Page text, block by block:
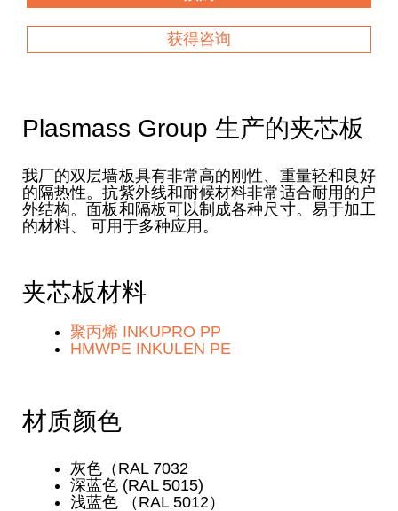
获得咨询
Plasmass Group 生产的夹芯板
我厂的双层墙板具有非常高的刚性、重量轻和良好
的隔热性。抗紫外线和耐候材料非常适合耐用的户
外结构。面板和隔板可以制成各种尺寸。易于加工
的材料、 可用于多种应用。
夹芯板材料
聚丙烯 INKUPRO PP
HMWPE INKULEN PE
材质颜色
灰色（RAL 7032
深蓝色 (RAL 5015)
浅蓝色 （RAL 5012）